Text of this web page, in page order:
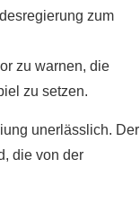
zum
zu warnen, die
zu setzen.
unerlässlich. Der
die von der